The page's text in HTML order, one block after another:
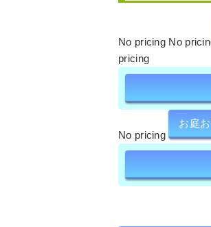
No pricing No
pricing
No pricing
お庭